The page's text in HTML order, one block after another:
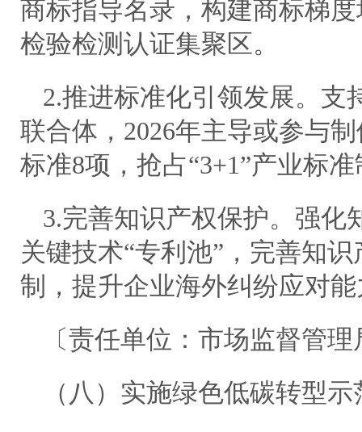
商标指导名录，构建商标梯
检验检测认证集聚区。
2.推进标准化引领发展。支
联合体，2026年主导或参与
标准8项，抢占“3+1”产业标
3.完善知识产权保护。强化
关键技术“专利池”，完善知
制，提升企业海外纠纷应对
〔责任单位：市场监督管理
（八）实施绿色低碳转型